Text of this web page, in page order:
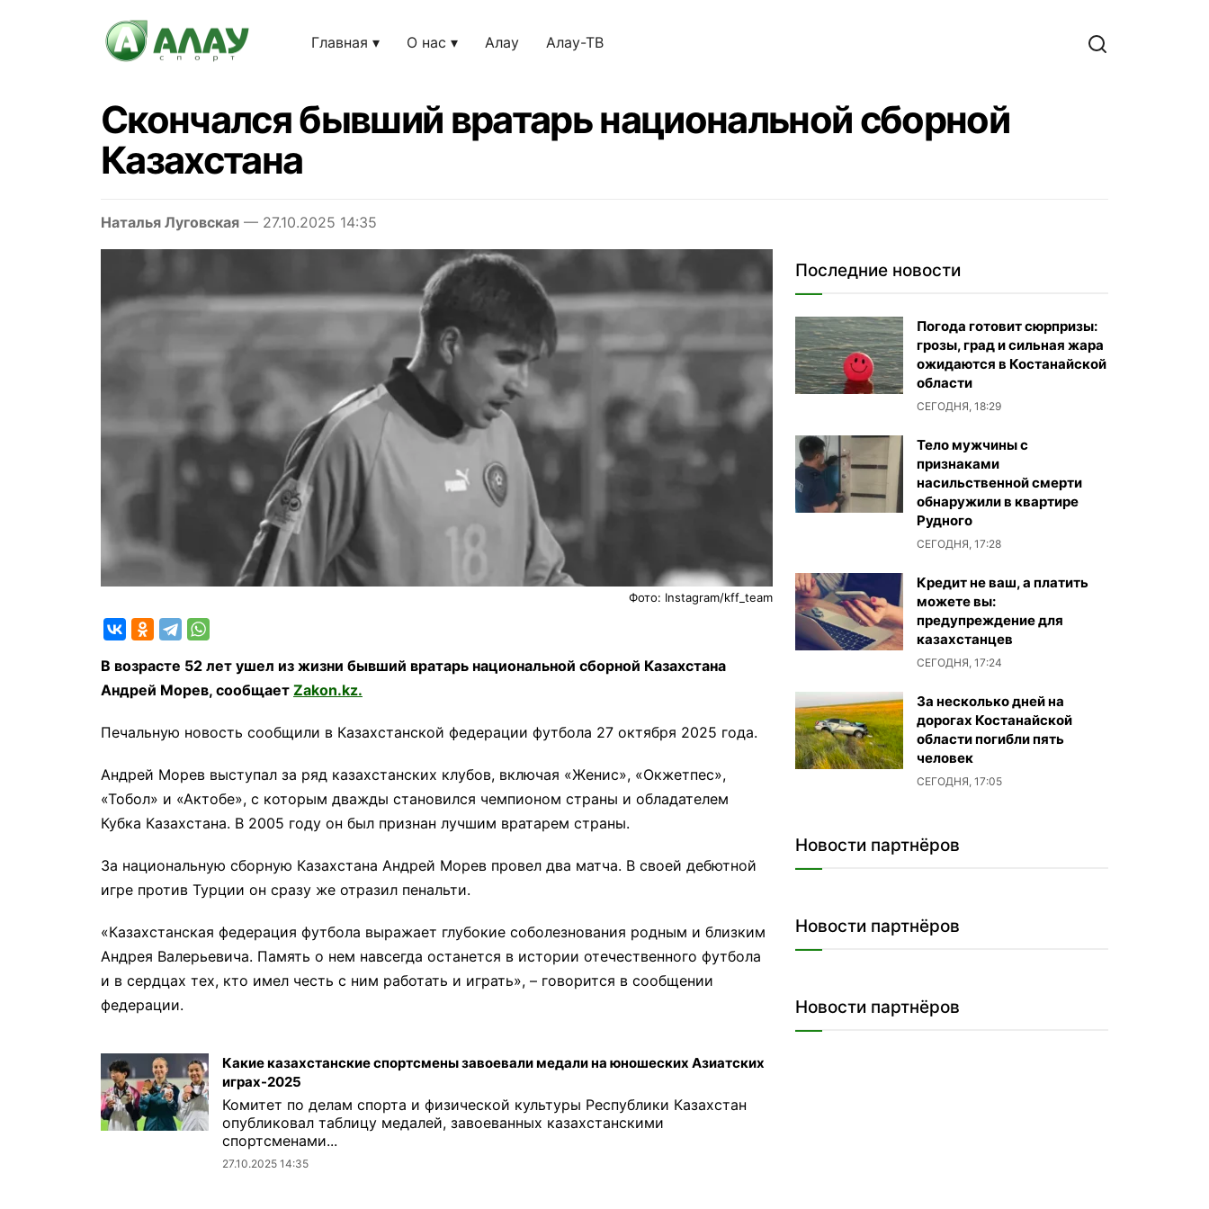
Главная О нас Алау Алау-ТВ
Скончался бывший вратарь национальной сборной
Казахстана
Наталья Луговская — 27.10.2025 14:35
Фото: Instagram/kff_team
В возрасте 52 лет ушел из жизни бывший вратарь национальной сборной Казахстана
Андрей Морев, сообщает Zakon.kz.
Печальную новость сообщили в Казахстанской федерации футбола 27 октября 2025 года.
Андрей Морев выступал за ряд казахстанских клубов, включая «Женис», «Окжетпес»,
«Тобол» и «Актобе», с которым дважды становился чемпионом страны и обладателем
Кубка Казахстана. В 2005 году он был признан лучшим вратарем страны.
За национальную сборную Казахстана Андрей Морев провел два матча. В своей дебютной
игре против Турции он сразу же отразил пенальти.
«Казахстанская федерация футбола выражает глубокие соболезнования родным и близким
Андрея Валерьевича. Память о нем навсегда останется в истории отечественного футбола
и в сердцах тех, кто имел честь с ним работать и играть», – говорится в сообщении
федерации.
Какие казахстанские спортсмены завоевали медали на юношеских Азиатских
играх-2025
Комитет по делам спорта и физической культуры Республики Казахстан
опубликовал таблицу медалей, завоеванных казахстанскими
спортсменами...
27.10.2025 14:35
Последние новости
Погода готовит сюрпризы:
грозы, град и сильная жара
ожидаются в Костанайской
области
СЕГОДНЯ, 18:29
Тело мужчины с
признаками
насильственной смерти
обнаружили в квартире
Рудного
СЕГОДНЯ, 17:28
Кредит не ваш, а платить
можете вы:
предупреждение для
казахстанцев
СЕГОДНЯ, 17:24
За несколько дней на
дорогах Костанайской
области погибли пять
человек
СЕГОДНЯ, 17:05
Новости партнёров
Новости партнёров
Новости партнёров